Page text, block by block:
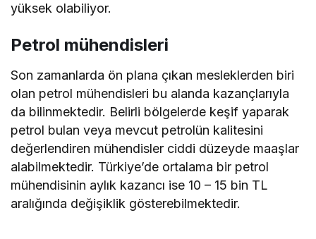
yüksek olabiliyor.
Petrol mühendisleri
Son zamanlarda ön plana çıkan mesleklerden biri
olan petrol mühendisleri bu alanda kazançlarıyla
da bilinmektedir. Belirli bölgelerde keşif yaparak
petrol bulan veya mevcut petrolün kalitesini
değerlendiren mühendisler ciddi düzeyde maaşlar
alabilmektedir. Türkiye’de ortalama bir petrol
mühendisinin aylık kazancı ise 10 – 15 bin TL
aralığında değişiklik gösterebilmektedir.